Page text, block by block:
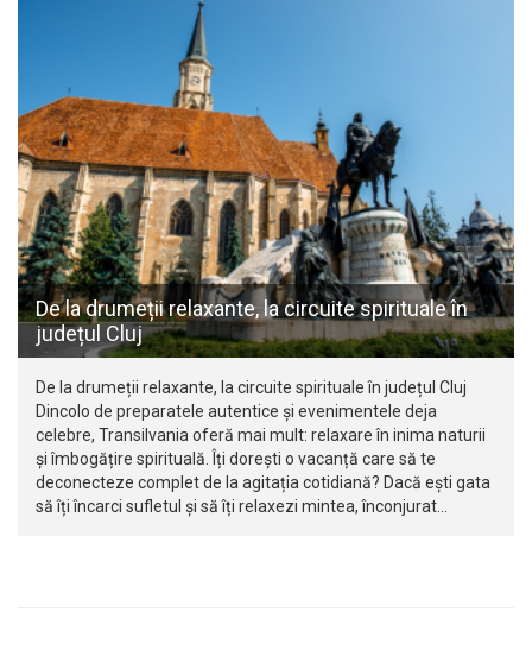
De la drumeții relaxante, la circuite spirituale în
județul Cluj
De la drumeții relaxante, la circuite spirituale în județul Cluj
Dincolo de preparatele autentice și evenimentele deja
celebre, Transilvania oferă mai mult: relaxare în inima naturii
și îmbogățire spirituală. Îți dorești o vacanță care să te
deconecteze complet de la agitația cotidiană? Dacă ești gata
să îți încarci sufletul și să îți relaxezi mintea, înconjurat…